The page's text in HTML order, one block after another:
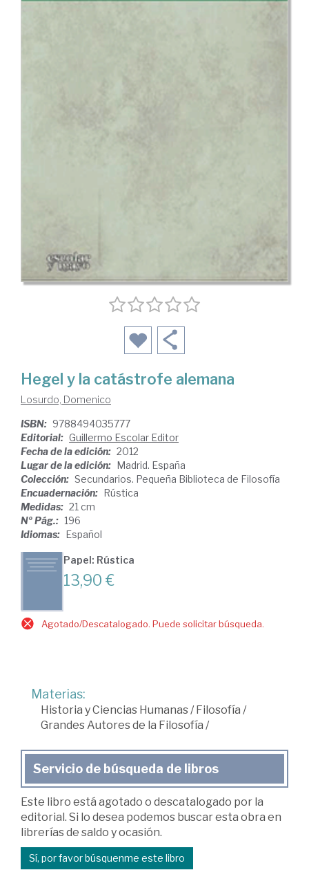
Hegel y la catástrofe alemana
Losurdo, Domenico
ISBN: 9788494035777
Editorial: Guillermo Escolar Editor
Fecha de la edición: 2012
Lugar de la edición: Madrid. España
Colección: Secundarios. Pequeña Biblioteca de Filosofía
Encuadernación: Rústica
Medidas: 21 cm
Nº Pág.: 196
Idiomas: Español
Papel: Rústica
13,90 €
Agotado/Descatalogado. Puede solicitar búsqueda.
Materias:
Historia y Ciencias Humanas/Filosofía /
Grandes Autores de la Filosofía /
Servicio de búsqueda de libros
Este libro está agotado o descatalogado por la
editorial. Si lo desea podemos buscar esta obra en
librerías de saldo y ocasión.
Sí, por favor búsquenme este libro